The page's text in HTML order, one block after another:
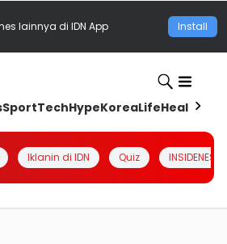
lainnya di IDN App Install
SportTechHypeKoreaLifeHealth
Iklanin di IDN Quiz INSIDENESIA